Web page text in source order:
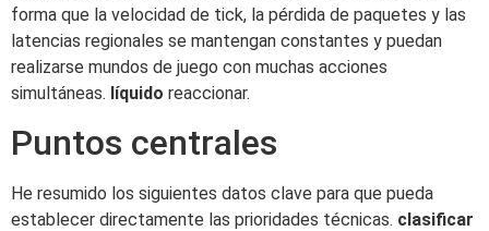
forma que la velocidad de tick, la pérdida de paquetes y las
latencias regionales se mantengan constantes y puedan
realizarse mundos de juego con muchas acciones
simultáneas. líquido reaccionar.
Puntos centrales
He resumido los siguientes datos clave para que pueda
establecer directamente las prioridades técnicas. clasificar